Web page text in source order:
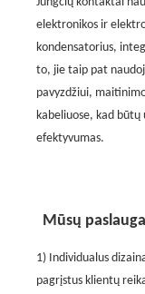
elektronikos ir
kondensatorius,
to, jie taip pat
pavyzdžiui,
kabeliuose, kad
efektyvumas.
Mūsų paslauga
1) Individualus
pagrįstus klientų